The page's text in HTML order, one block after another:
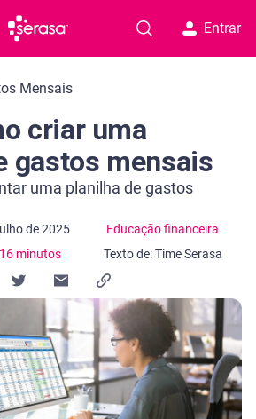
Entrar
Mensais
criar uma
gastos mensais
uma planilha de gastos
de 2025 Educação financeira
financeira
16 minutos
minutos
Texto de: Time Serasa